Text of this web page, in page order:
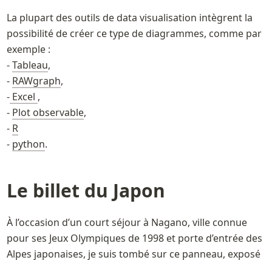
La plupart des outils de data visualisation intègrent la
possibilité de créer ce type de diagrammes, comme par
exemple :
- Tableau,
- RAWgraph,
- Excel ,
- Plot observable,
- R
- python.
Le billet du Japon
À l’occasion d’un court séjour à Nagano, ville connue
pour ses Jeux Olympiques de 1998 et porte d’entrée des
Alpes japonaises, je suis tombé sur ce panneau, exposé